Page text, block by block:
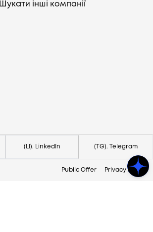
Шукати інші компанії
(LI). LinkedIn (TG). Telegram
Public Offer Privacy Policy